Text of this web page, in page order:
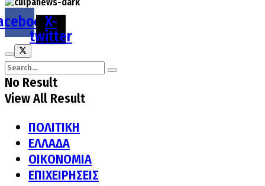
X-
twitter
No Result
View All Result
ΠΟΛΙΤΙΚΗ
ΕΛΛΑΔΑ
ΟΙΚΟΝΟΜΙΑ
ΕΠΙΧΕΙΡΗΣΕΙΣ